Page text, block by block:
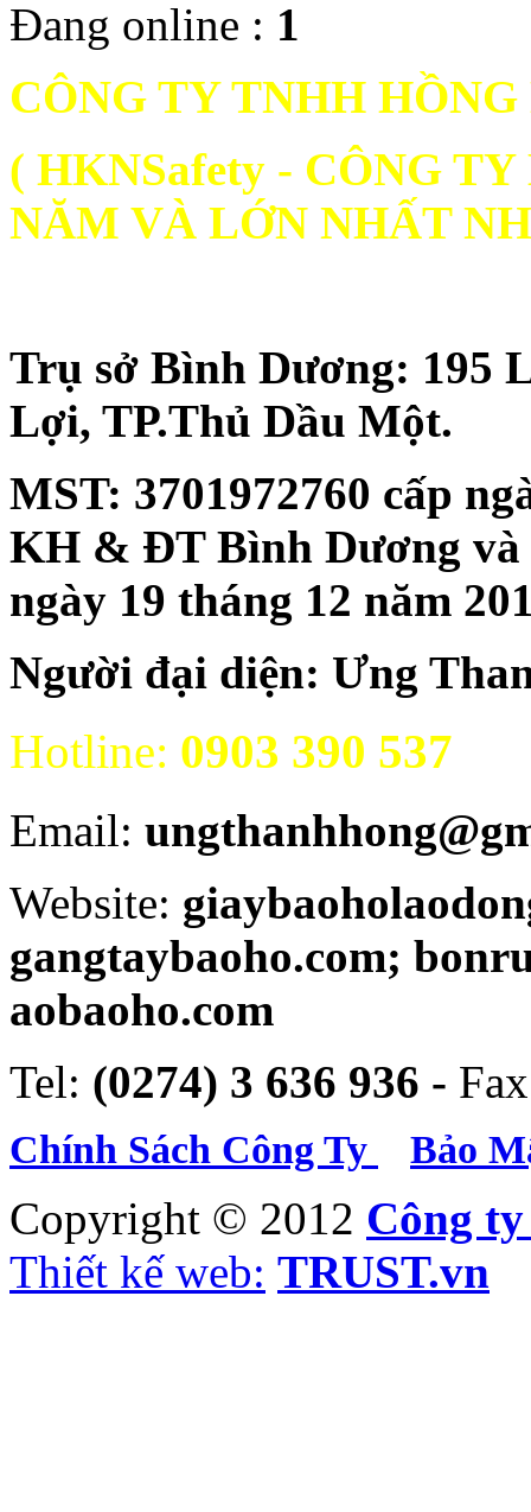
Đang online : 1
CÔNG TY TNHH
( HKNSafety - CÔNG
NĂM VÀ LỚN NHẤT
Trụ sở Bình Dương: 195
Lợi, TP.Thủ Dầu Một.
MST: 3701972760 cấp
KH & ĐT Bình Dương
ngày 19 tháng 12 năm
Người đại diện: Ưng
Hotline: 0903 390 537
Email:
Website:
gangtaybaoho.com;
aobaoho.com
Tel: (0274) 3 636 936 -
Chính Sách Công Ty Bảo
Copyright © 2012 Công
Thiết kế web: TRUST.vn